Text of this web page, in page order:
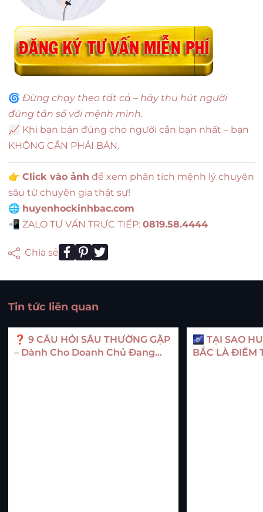
🌀 Đừng chạy theo tất cả – hãy thu hút người
đúng tần số với mệnh mình.
📈 Khi bạn bán đúng cho người cần bạn nhất – bạn
KHÔNG CẦN PHẢI BÁN.
👉 Click vào ảnh để xem phân tích mệnh lý chuyên
sâu từ chuyên gia thật sự!
🌐 huyenhockinhbac.com
📲 ZALO TƯ VẤN TRỰC TIẾP: 0819.58.4444
Chia sẻ
Tin tức liên quan
❓ 9 CÂU HỎI SÂU THƯỜNG GẶP
– Dành Cho Doanh Chủ Đang
🌌 TẠI SAO
BẮC LÀ ĐIỂM